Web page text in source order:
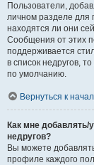
Пользователи,
личном разделе для
находятся ли они
Сообщения от этих
поддерживается
в список недругов,
по умолчанию.
Вернуться к
Как мне добавлять/
недругов?
Вы можете
профиле каждого